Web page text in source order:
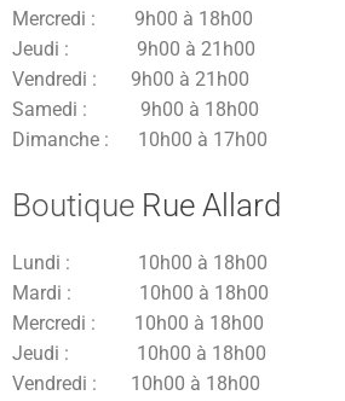
Mercredi : 9h00 à 18h00
Jeudi : 9h00 à 21h00
Vendredi : 9h00 à 21h00
Samedi : 9h00 à 18h00
Dimanche : 10h00 à 17h00
Boutique Rue Allard
Lundi : 10h00 à 18h00
Mardi : 10h00 à 18h00
Mercredi : 10h00 à 18h00
Jeudi : 10h00 à 18h00
Vendredi : 10h00 à 18h00